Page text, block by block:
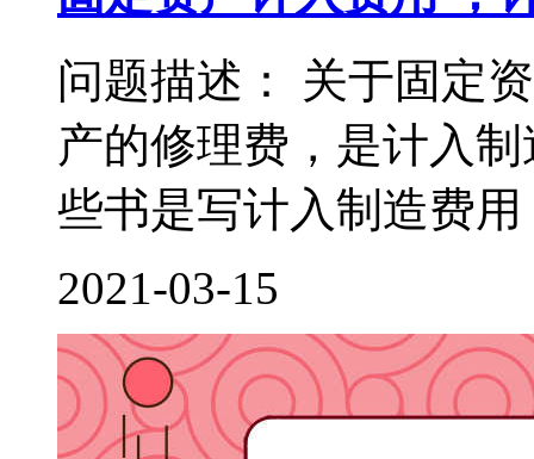
问题描述： 关于固定
产的修理费，是计入
些书是写计入制造费
2021-03-15